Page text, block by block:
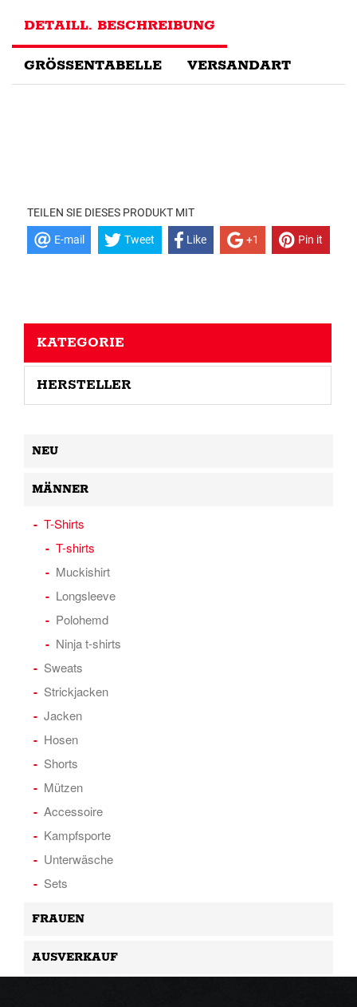
DETAILL. BESCHREIBUNG
GRÖSSENTABELLE VERSANDART
TEILEN SIE DIESES PRODUKT MIT
E-mail Tweet Like +1 Pin it
KATEGORIE
HERSTELLER
NEU
MÄNNER
T-Shirts
T-shirts
Muckishirt
Longsleeve
Polohemd
Ninja t-shirts
Sweats
Strickjacken
Jacken
Hosen
Shorts
Mützen
Accessoire
Kampfsporte
Unterwäsche
Sets
FRAUEN
AUSVERKAUF